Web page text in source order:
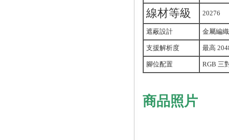
線材等級 20276
遮蔽設計 金屬編
支援解析度 最高
腳位配置 RGB 三
商品照片